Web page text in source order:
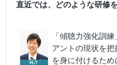
直近では、どのような研修
「傾聴力強化訓
アントの現状を
を身に付けるた